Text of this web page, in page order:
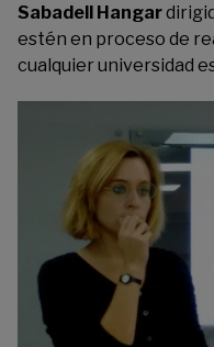
Sabadell Hangar
estén en proceso de
cualquier universidad